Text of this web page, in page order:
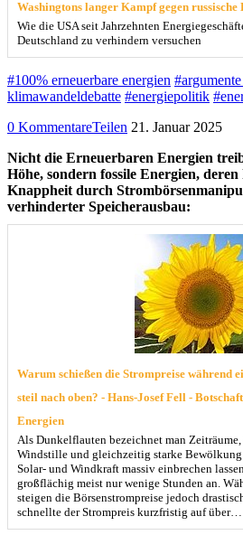
Washingtons langer Kampf gegen
Wie die USA seit Jahrzehnten
Deutschland zu verhindern versuchen
#100% erneuerbare energien
klimawandeldebatte #energiepolitik
0 KommentareTeilen 21. Januar 2025
Nicht die Erneuerbaren Energien
Höhe, sondern fossile Energien,
Knappheit durch
verhinderter Speicherausbau:
Warum schießen die Strompreise während
steil nach oben? - Hans-Josef Fell -
Energien
Als Dunkelflauten bezeichnet man
Windstille und gleichzeitig starke Bewölkung
Solar- und Windkraft massiv einbrechen
großflächig meist nur wenige Stunden an.
steigen die Börsenstrompreise jedoch
schnellte der Strompreis kurzfristig auf über…